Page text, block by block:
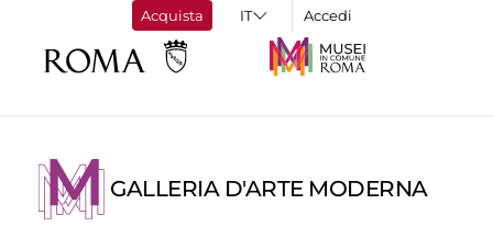
Acquista Accedi
GALLERIA D'ARTE MODERNA